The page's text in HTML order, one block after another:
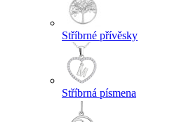
Stříbrné přívěsky
Stříbrná písmena